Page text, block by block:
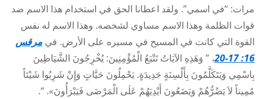
مرات: “في اسمي”. ولقد اعطانا الحق في استخدام هذا الاسم ضد
قوات الظلمة وهذا الاسم مساوي لشخصه. وهذا الاسم له نفس
القوة التي كانت في المسيح في مسيره على الأرض. في مرقس
16: 17-20
، ” وَهَذِهِ الآيَاتُ تَتْبَعُ الْمُؤْمِنِينَ: يُخْرِجُونَ الشَّيَاطِينَ
بِاسْمِي وَيَتَكَلَّمُونَ بِأَلْسِنَةٍ جَدِيدَةٍ. يَحْمِلُونَ حَيَّاتٍ وَإِنْ شَرِبُوا شَيْئاً
مُمِيتاً لاَ يَضُرُّهُمْ وَيَضَعُونَ أَيْدِيَهُمْ عَلَى الْمَرْضَى فَيَبْرَأُونَ». “.